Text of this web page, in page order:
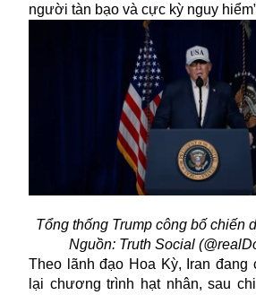
người tàn bạo và cực kỳ nguy
Tổng thống Trump công bố chiến
Nguồn: Truth Social
Theo lãnh đạo Hoa Kỳ, Iran đang
lại chương trình hạt nhân, sau